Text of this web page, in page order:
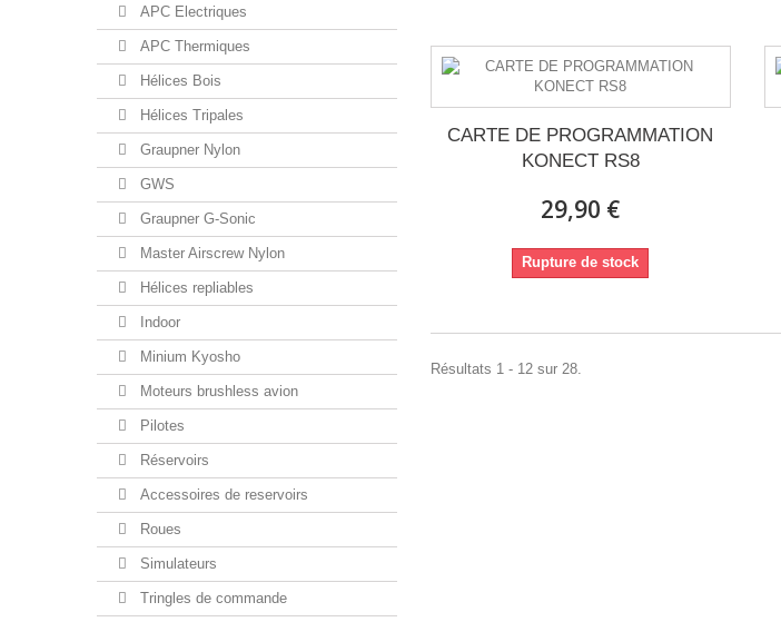
APC Electriques
APC Thermiques
Hélices Bois
Hélices Tripales
Graupner Nylon
GWS
Graupner G-Sonic
Master Airscrew Nylon
Hélices repliables
Indoor
Minium Kyosho
Moteurs brushless avion
Pilotes
Réservoirs
Accessoires de reservoirs
Roues
Simulateurs
Tringles de commande
CARTE DE PROGRAMMATION
KONECT RS8
29,90 €
Rupture de stock
Résultats 1 - 12 sur 28.